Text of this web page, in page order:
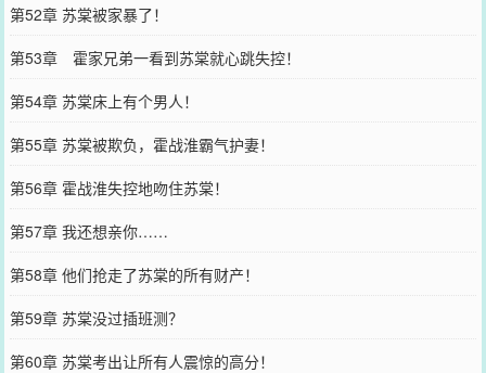
第52章 苏棠被家暴了！
第53章 霍家兄弟一看到苏棠就心跳失控！
第54章 苏棠床上有个男人！
第55章 苏棠被欺负，霍战淮霸气护妻！
第56章 霍战淮失控地吻住苏棠！
第57章 我还想亲你……
第58章 他们抢走了苏棠的所有财产！
第59章 苏棠没过插班测？
第60章 苏棠考出让所有人震惊的高分！